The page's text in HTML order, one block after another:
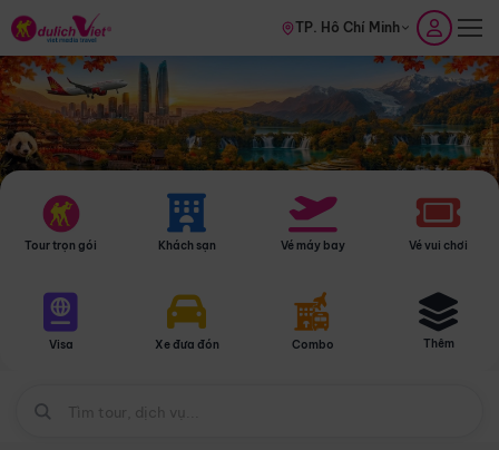
TP. Hồ Chí Minh
Tour trọn gói Khách sạn Vé máy bay Vé vui chơi
Visa Xe đưa đón Combo Thêm